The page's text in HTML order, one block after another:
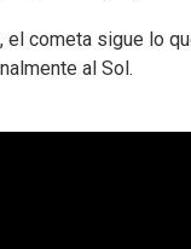
el cometa sigue lo
al Sol.